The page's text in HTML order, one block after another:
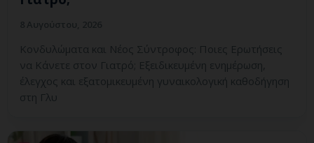
Κονδυλώματα και Νέος Σύντροφος: Ποιες Ερωτήσεις
να Κάνετε στον Γιατρό; Εξειδικευμένη ενημέρωση,
έλεγχος και εξατομικευμένη γυναικολογική καθοδήγηση
στη Γλυ